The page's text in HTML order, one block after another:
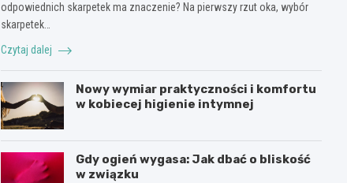
odpowiednich skarpetek ma znaczenie? Na pierwszy rzut oka, wybór
skarpetek…
Czytaj dalej
Nowy wymiar praktyczności i komfortu
w kobiecej higienie intymnej
Gdy ogień wygasa: Jak dbać o bliskość
w związku